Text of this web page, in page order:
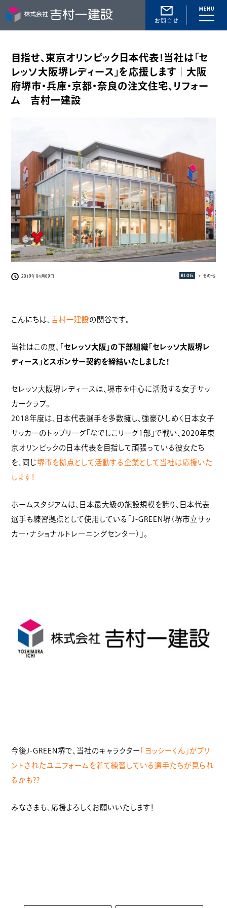
toggle
目指せ、東京オリンピック日本代表！当社は「セ
レッソ大阪堺レディース」を応援します｜大阪
府堺市・兵庫・京都・奈良の注文住宅、リフォー
ム 吉村一建設
2019年04月09日 BLOG > その他
こんにちは、吉村一建設の関谷です。
当社はこの度、 「セレッソ大阪」の下部組織「セレッソ大阪堺レ
ディース」とスポンサー契約を締結いたしました！
セレッソ大阪堺レディースは、堺市を中心に活動する女子サッ
カークラブ。
2018年度は、日本代表選手を多数擁し、強豪ひしめく日本女子
サッカーのトップリーグ「なでしこリーグ1部」で戦い、2020年東
京オリンピックの日本代表を目指して頑張っている彼女たち
を、同じ堺市を拠点として活動する企業として当社は応援いた
します！
ホームスタジアムは、日本最大級の施設規模を誇り、日本代表
選手も練習拠点として使用している「J-GREEN堺（堺市立サッ
カー・ナショナルトレーニングセンター）」。
今後J-GREEN堺で、当社のキャラクター
「ヨッシーくん」がプリ
ントされたユニフォームを着て練習している選手たちが見られ
るかも??
みなさまも、応援よろしくお願いいたします！